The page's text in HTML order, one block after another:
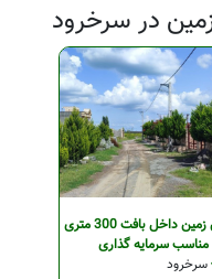
در سرخرود
فروش زمین داخل بافت 300 متری
مناسب سرمایه گذاری
سرخرود